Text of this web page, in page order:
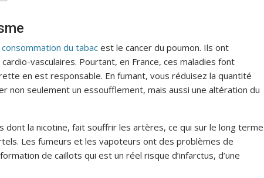
du tabac est le cancer du poumon. Ils ont
vasculaires. Pourtant, en France, ces maladies font
en est responsable. En fumant, vous réduisez la quantité
non seulement un essoufflement, mais aussi une altération du
la nicotine, fait souffrir les artères, ce qui sur le long terme
Les fumeurs et les vapoteurs ont des problèmes de
de caillots qui est un réel risque d’infarctus, d’une